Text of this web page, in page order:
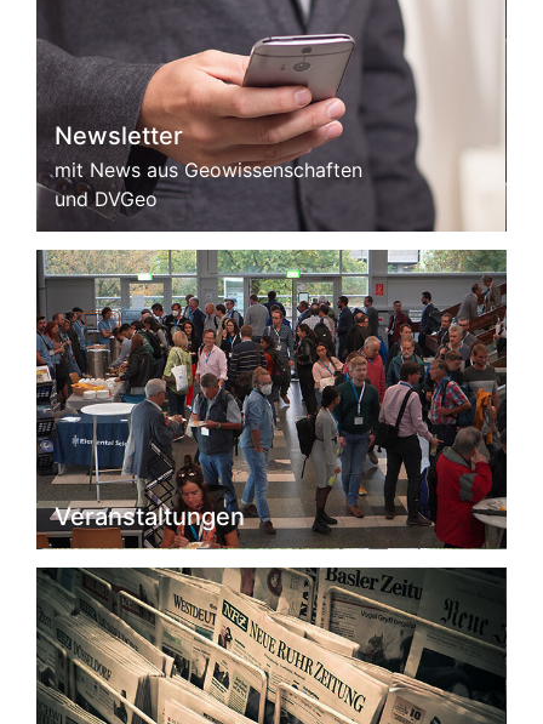
Newsletter
mit News aus Geowissenschaften
und DVGeo
Veranstaltungen